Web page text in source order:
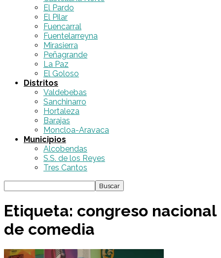
El Pardo
El Pilar
Fuencarral
Fuentelarreyna
Mirasierra
Peñagrande
La Paz
El Goloso
Distritos
Valdebebas
Sanchinarro
Hortaleza
Barajas
Moncloa-Aravaca
Municipios
Alcobendas
S.S. de los Reyes
Tres Cantos
Etiqueta: congreso nacional
de comedia